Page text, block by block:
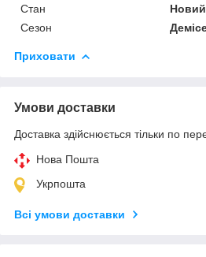
Стан
Новий
Сезон
Приховати
Умови доставки
Доставка здійснюється тільки по
Нова Пошта
Укрпошта
Всі умови доставки